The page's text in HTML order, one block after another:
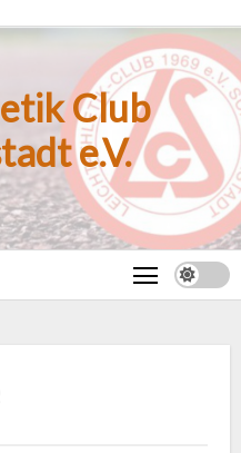
Club
e.V.